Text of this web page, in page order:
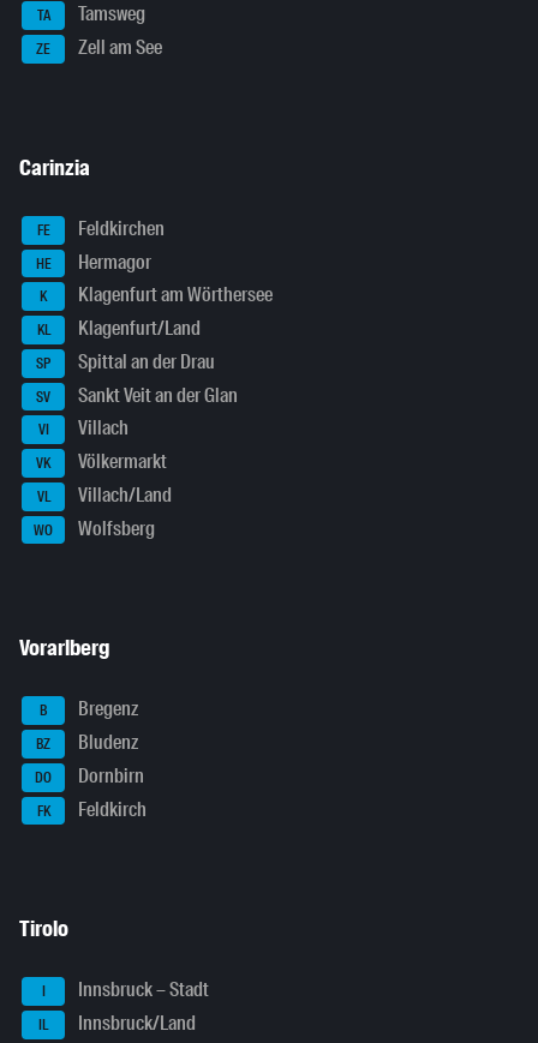
TA Tamsweg
ZE Zell am See
Carinzia
FE Feldkirchen
HE Hermagor
K Klagenfurt am Wörthersee
KL Klagenfurt/Land
SP Spittal an der Drau
SV Sankt Veit an der Glan
VI Villach
VK Völkermarkt
VL Villach/Land
WO Wolfsberg
Vorarlberg
B Bregenz
BZ Bludenz
DO Dornbirn
FK Feldkirch
Tirolo
I Innsbruck – Stadt
IL Innsbruck/Land